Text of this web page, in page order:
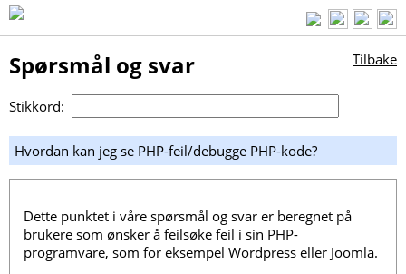
Spørsmål og svar Tilbake
Stikkord:
Hvordan kan jeg se PHP-feil/debugge PHP-kode?
Dette punktet i våre spørsmål og svar er beregnet på
brukere som ønsker å feilsøke feil i sin PHP-
programvare, som for eksempel Wordpress eller Joomla.